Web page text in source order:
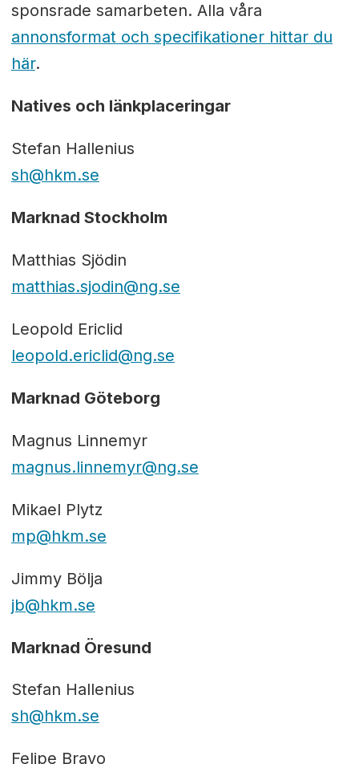
sponsrade samarbeten. Alla våra
annonsformat och specifikationer hittar du
här.
Natives och länkplaceringar
Stefan Hallenius
sh@hkm.se
Marknad Stockholm
Matthias Sjödin
matthias.sjodin@ng.se
Leopold Ericlid
leopold.ericlid@ng.se
Marknad Göteborg
Magnus Linnemyr
magnus.linnemyr@ng.se
Mikael Plytz
mp@hkm.se
Jimmy Bölja
jb@hkm.se
Marknad Öresund
Stefan Hallenius
sh@hkm.se
Felipe Bravo